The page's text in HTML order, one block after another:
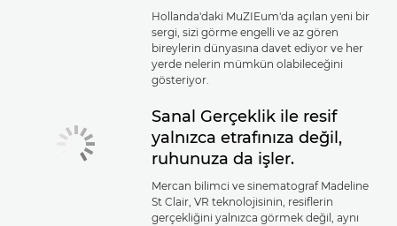
Hollanda'daki MuZIEum'da açılan yeni bir
sergi, sizi görme engelli ve az gören
bireylerin dünyasına davet ediyor ve her
yerde nelerin mümkün olabileceğini
gösteriyor.
Sanal Gerçeklik ile resif
yalnızca etrafınıza değil,
ruhunuza da işler.
Mercan bilimci ve sinematograf Madeline
St Clair, VR teknolojisinin, resiflerin
gerçekliğini yalnızca görmek değil, aynı